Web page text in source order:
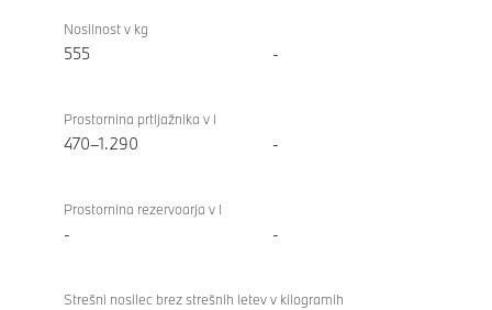
Nosilnost v kg
555 -
Prostornina prtljažnika v l
470–1.290 -
Prostornina rezervoarja v l
- -
Strešni nosilec brez strešnih letev v kilogramih